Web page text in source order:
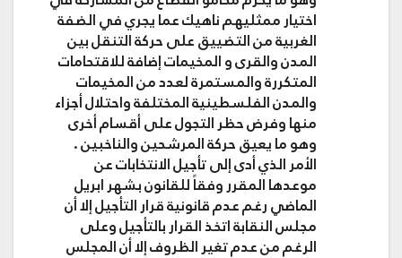
اختيار ممثليهم ناهيك عما يجري في الضفة
الغربية من التضييق على حركة التنقل بين
المدن والقرى و المخيمات إضافة للاقتحامات
المتكررة والمستمرة لعدد من المخيمات
والمدن الفلسطينية المختلفة واحتلال أجزاء
منها وفرض حظر التجول على أقسام أخرى
وهو ما يعيق حركة المرشحين والناخبين .
الأمر الذي أدى إلى تأجيل الانتخابات عن
موعدها المقرر وفقاً للقانون بشهر ابريل
الماضي رغم عدم قانونية قرار التأجيل إلا أن
مجلس النقابة اتخذ القرار بالتأجيل وعلى
الرغم من عدم تغير الظروف إلا أن المجلس